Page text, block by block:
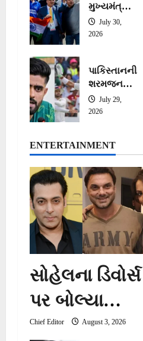
તિરુમાલા મંદિરમાં
પૂજા અર્ચના કરી
મુખ્યમંત્રી
શ્રી હર્ષ
સંઘવીએ
ઉત્સાહ
વધાર્યો
July 30,
2026
પાકિસ્તાનની
શરમજનક
હાર, WTC
પોઇન્ટ્સ
પહોંચી ટીમ
July 29,
2026
ENTERTAINMENT
સોહેલના ડિવોર્સ
પર બોલ્યા
સલમાન ખાન,
Chief Editor August 3, 2026